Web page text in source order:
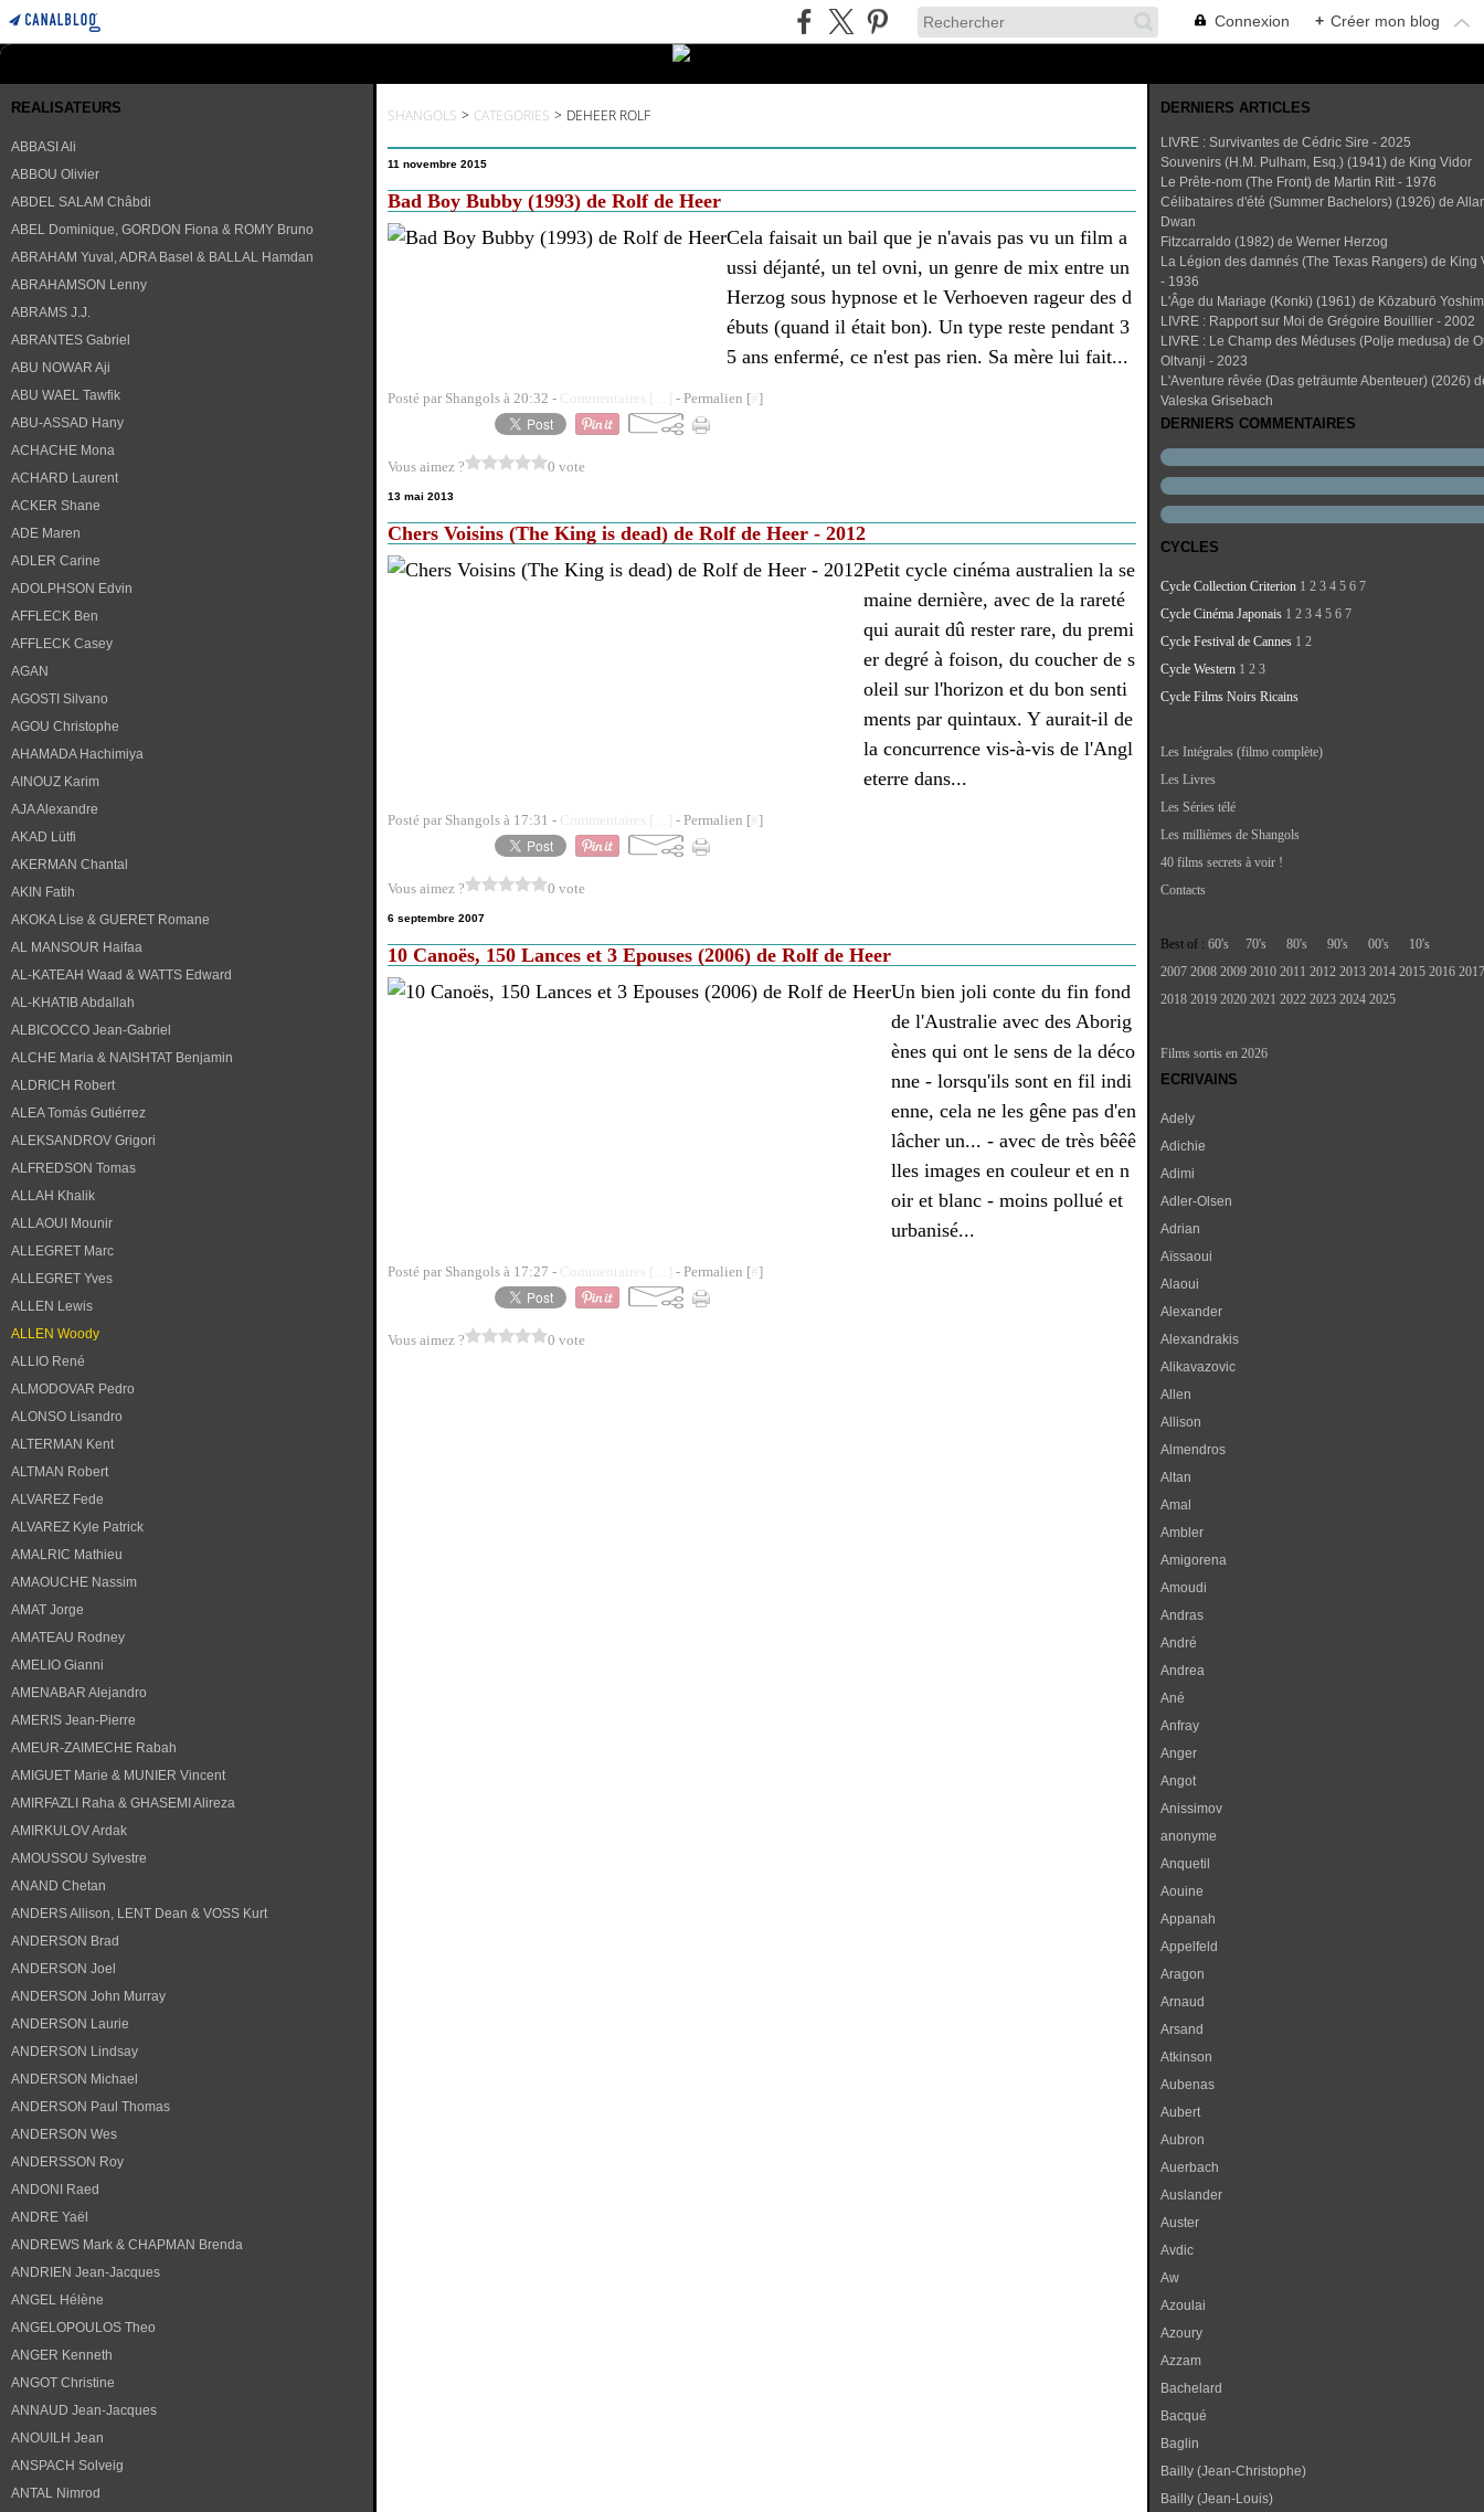
Connexion + Créer mon blog
REALISATEURS
ABBASI Ali
ABBOU Olivier
ABDEL SALAM Châbdi
ABEL Dominique, GORDON Fiona & ROMY Bruno
ABRAHAM Yuval, ADRA Basel & BALLAL Hamdan
ABRAHAMSON Lenny
ABRAMS J.J.
ABRANTES Gabriel
ABU NOWAR Aji
ABU WAEL Tawfik
ABU-ASSAD Hany
ACHACHE Mona
ACHARD Laurent
ACKER Shane
ADE Maren
ADLER Carine
ADOLPHSON Edvin
AFFLECK Ben
AFFLECK Casey
AGAN
AGOSTI Silvano
AGOU Christophe
AHAMADA Hachimiya
AINOUZ Karim
AJA Alexandre
AKAD Lütfi
AKERMAN Chantal
AKIN Fatih
AKOKA Lise & GUERET Romane
AL MANSOUR Haifaa
AL-KATEAH Waad & WATTS Edward
AL-KHATIB Abdallah
ALBICOCCO Jean-Gabriel
ALCHE Maria & NAISHTAT Benjamin
ALDRICH Robert
ALEA Tomás Gutiérrez
ALEKSANDROV Grigori
ALFREDSON Tomas
ALLAH Khalik
ALLAOUI Mounir
ALLEGRET Marc
ALLEGRET Yves
ALLEN Lewis
ALLEN Woody
ALLIO René
ALMODOVAR Pedro
ALONSO Lisandro
ALTERMAN Kent
ALTMAN Robert
ALVAREZ Fede
ALVAREZ Kyle Patrick
AMALRIC Mathieu
AMAOUCHE Nassim
AMAT Jorge
AMATEAU Rodney
AMELIO Gianni
AMENABAR Alejandro
AMERIS Jean-Pierre
AMEUR-ZAIMECHE Rabah
AMIGUET Marie & MUNIER Vincent
AMIRFAZLI Raha & GHASEMI Alireza
AMIRKULOV Ardak
AMOUSSOU Sylvestre
ANAND Chetan
ANDERS Allison, LENT Dean & VOSS Kurt
ANDERSON Brad
ANDERSON Joel
ANDERSON John Murray
ANDERSON Laurie
ANDERSON Lindsay
ANDERSON Michael
ANDERSON Paul Thomas
ANDERSON Wes
ANDERSSON Roy
ANDONI Raed
ANDRE Yaël
ANDREWS Mark & CHAPMAN Brenda
ANDRIEN Jean-Jacques
ANGEL Hélène
ANGELOPOULOS Theo
ANGER Kenneth
ANGOT Christine
ANNAUD Jean-Jacques
ANOUILH Jean
ANSPACH Solveig
ANTAL Nimrod
SHANGOLS > CATEGORIES > DEHEER ROLF
11 novembre 2015
Bad Boy Bubby (1993) de Rolf de Heer
Cela faisait un bail que je n'avais pas vu un film a
ussi déjanté, un tel ovni, un genre de mix entre un
Herzog sous hypnose et le Verhoeven rageur des d
ébuts (quand il était bon). Un type reste pendant 3
5 ans enfermé, ce n'est pas rien. Sa mère lui fait...
Posté par Shangols à 20:32 - Commentaires [ - Permalien [ ]
Vous aimez ? 0 vote
13 mai 2013
Chers Voisins (The King is dead) de Rolf de Heer - 2012
Petit cycle cinéma australien la se
maine dernière, avec de la rareté
qui aurait dû rester rare, du premi
er degré à foison, du coucher de s
oleil sur l'horizon et du bon senti
ments par quintaux. Y aurait-il de
la concurrence vis-à-vis de l'Angl
eterre dans...
Posté par Shangols à 17:31 - Commentaires [ - Permalien [ ]
Vous aimez ? 0 vote
6 septembre 2007
10 Canoës, 150 Lances et 3 Epouses (2006) de Rolf de Heer
Un bien joli conte du fin fond
de l'Australie avec des Aborig
ènes qui ont le sens de la déco
nne - lorsqu'ils sont en fil indi
enne, cela ne les gêne pas d'en
lâcher un... - avec de très bêêê
lles images en couleur et en n
oir et blanc - moins pollué et
urbanisé...
Posté par Shangols à 17:27 - Commentaires [ - Permalien [ ]
Vous aimez ? 0 vote
DERNIERS ARTICLES
LIVRE : Survivantes de Cédric Sire - 2025
Souvenirs (H.M. Pulham, Esq.) (1941) de King Vidor
Le Prête-nom (The Front) de Martin Ritt - 1976
Célibataires d'été (Summer Bachelors) (1926) de
Dwan
Fitzcarraldo (1982) de Werner Herzog
La Légion des damnés (The Texas Rangers) de King
- 1936
L'Âge du Mariage (Konki) (1961) de Kōzaburō
LIVRE : Rapport sur Moi de Grégoire Bouillier - 2002
LIVRE : Le Champ des Méduses (Polje medusa) de
Oltvanji - 2023
L'Aventure rêvée (Das geträumte Abenteuer) (2026)
Valeska Grisebach
DERNIERS COMMENTAIRES
CYCLES
Cycle Collection Criterion 1 2 3 4 5 6 7
Cycle Cinéma Japonais 1 2 3 4 5 6 7
Cycle Festival de Cannes 1 2
Cycle Western 1 2 3
Cycle Films Noirs Ricains
Les Intégrales (filmo complète)
Les Livres
Les Séries télé
Les millièmes de Shangols
40 films secrets à voir !
Contacts
Best of : 60's 70's 80's 90's 00's
10's
2007 2008 2009 2010 2011 2012 2013 2014 2015 2016 2017
2018 2019 2020 2021 2022 2023 2024 2025
Films sortis en 2026
ECRIVAINS
Adely
Adichie
Adimi
Adler-Olsen
Adrian
Aïssaoui
Alaoui
Alexander
Alexandrakis
Alikavazovic
Allen
Allison
Almendros
Altan
Amal
Ambler
Amigorena
Amoudi
Andras
André
Andrea
Ané
Anfray
Anger
Angot
Anissimov
anonyme
Anquetil
Aouine
Appanah
Appelfeld
Aragon
Arnaud
Arsand
Atkinson
Aubenas
Aubert
Aubron
Auerbach
Auslander
Auster
Avdic
Aw
Azoulai
Azoury
Azzam
Bachelard
Bacqué
Baglin
Bailly (Jean-Christophe)
Bailly (Jean-Louis)